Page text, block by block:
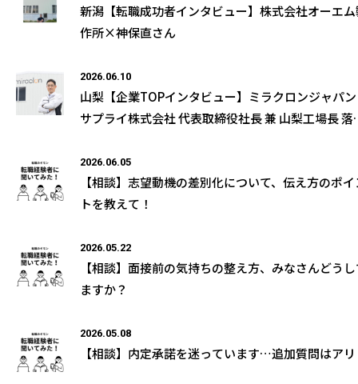
新潟【転職成功者インタビュー】株式会社オーエ
作所×神保直さん
2026.06.10
山梨【企業TOPインタビュー】ミラクロンジャパン
サプライ株式会社 代表取締役社長 兼 山梨工場長 落
2026.06.05
【相談】志望動機の差別化について、伝え方のポ
トを教えて！
2026.05.22
【相談】面接前の気持ちの整え方、みなさんどう
ますか？
2026.05.08
【相談】内定承諾を迷っています…追加質問はア